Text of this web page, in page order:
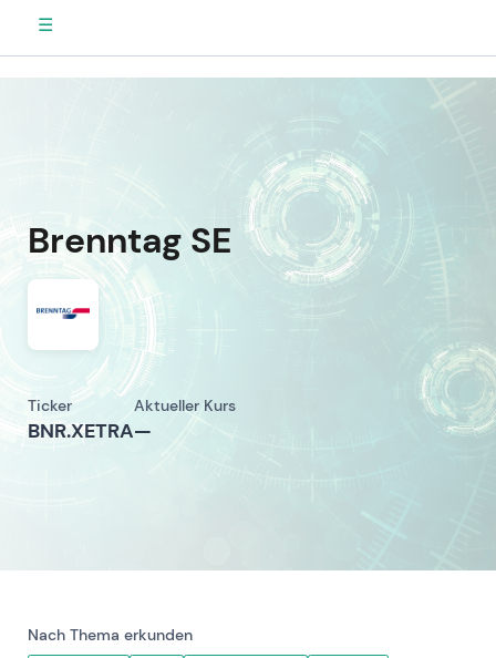
☰
Brenntag SE
Ticker
BNR.XETRA
Aktueller Kurs
—
Nach Thema erkunden